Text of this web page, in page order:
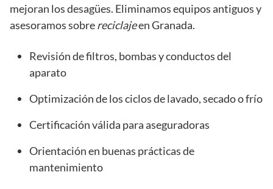
mejoran los desagües. Eliminamos equipos antiguos y
asesoramos sobrereciclajeen Granada.
Revisión de filtros, bombas y conductos del
aparato
Optimización de los ciclos de lavado, secado o frío
Certificación válida para aseguradoras
Orientación en buenas prácticas de
mantenimiento